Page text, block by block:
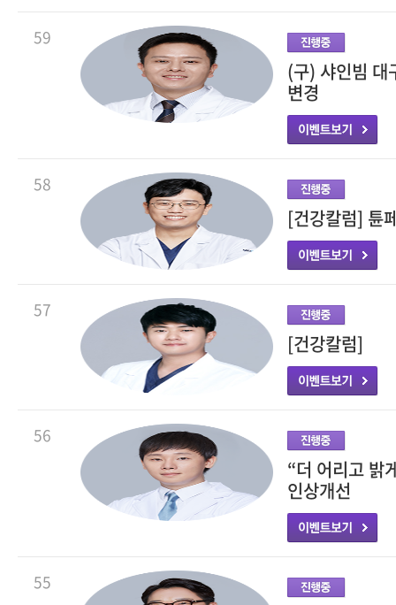
59
(구) 샤인빔 대
변경
58
[건강칼럼] 튠
57
[건강칼럼]
56
“더 어리고 밝
인상개선
55